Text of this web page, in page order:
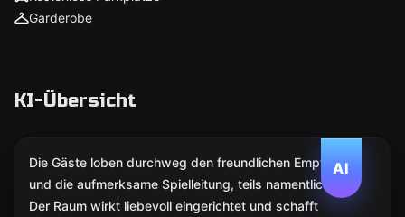
Garderobe
KI-Übersicht
AI
Die Gäste loben durchweg den freundlichen Empfang
und die aufmerksame Spielleitung, teils namentlich.
Der Raum wirkt liebevoll eingerichtet und schafft